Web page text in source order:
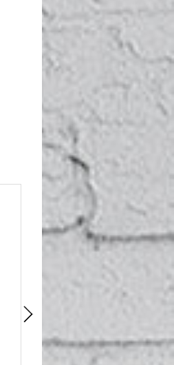
вентиляционная круглая
c пластиковой сеткой